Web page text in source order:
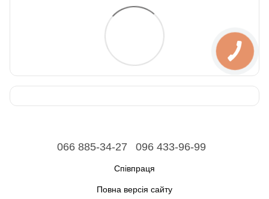
066 885-34-27 096 433-96-99
Співпраця
Повна версія сайту